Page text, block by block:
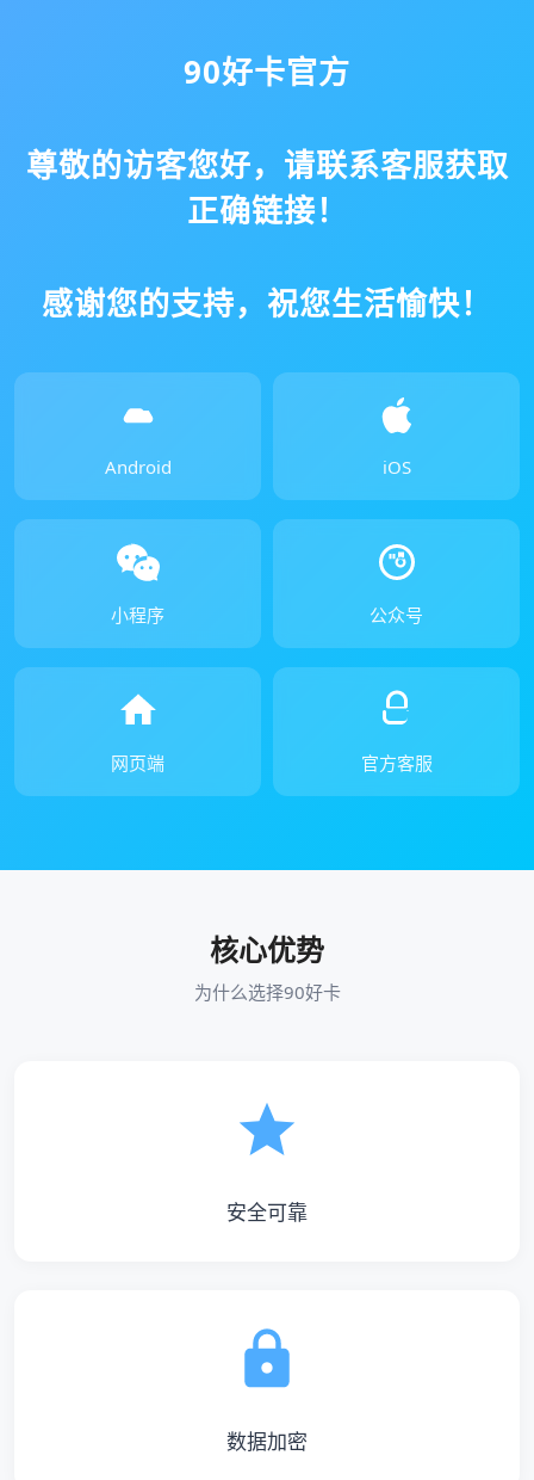
90好卡官方
尊敬的访客您好，请联系客服获取
正确链接！
感谢您的支持，祝您生活愉快！
Android iOS
小程序 公众号
网页端 官方客服
核心优势
为什么选择90好卡
安全可靠
数据加密